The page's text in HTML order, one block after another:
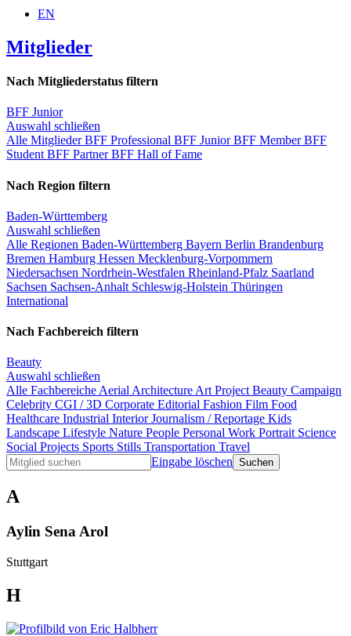
EN
Mitglieder
Nach Mitgliederstatus filtern
BFF Junior
Auswahl schließen
Alle MitgliederBFF Professional BFF JuniorBFF MemberBFF
Student BFF PartnerBFF Hall of Fame
Nach Region filtern
Baden-Württemberg
Auswahl schließen
Alle Regionen Baden-Württemberg Bayern Berlin Brandenburg
Bremen Hamburg Hessen Mecklenburg-Vorpommern
Niedersachsen Nordrhein-Westfalen Rheinland-Pfalz Saarland
Sachsen Sachsen-Anhalt Schleswig-Holstein Thüringen
International
Nach Fachbereich filtern
Beauty
Auswahl schließen
Alle Fachbereiche Aerial Architecture Art Project Beauty Campaign
Celebrity CGI / 3D Corporate Editorial Fashion Film Food
Healthcare Industrial InteriorJournalism / Reportage Kids
Landscape Lifestyle Nature People Personal Work Portrait Science
Social Projects Sports Stills Transportation Travel
Eingabe löschen
A
Aylin Sena Arol
Stuttgart
H